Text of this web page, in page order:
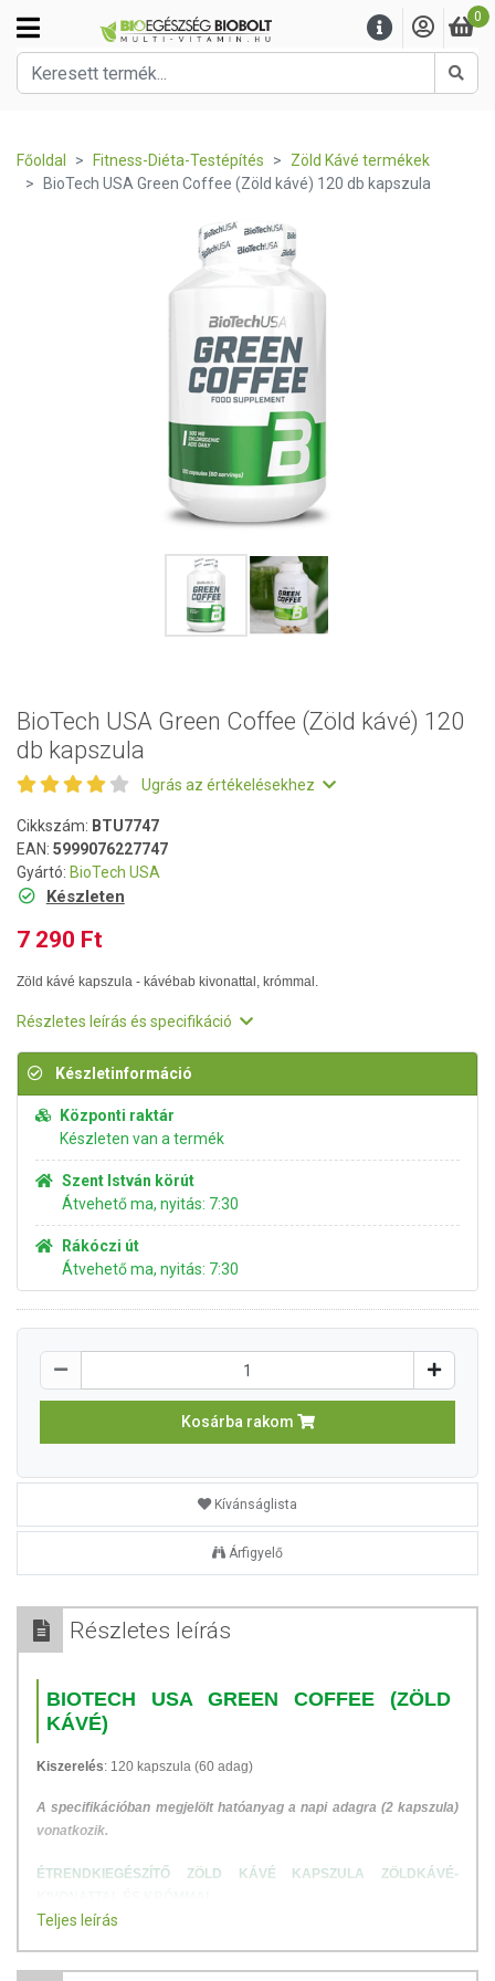
0
Főoldal Fitness-Diéta-Testépítés
Zöld Kávé termékek
BioTech USA Green Coffee (Zöld kávé) 120 db kapszula
BioTech USA Green Coffee (Zöld kávé) 120
db kapszula
Ugrás az értékelésekhez
Cikkszám: BTU7747
EAN: 5999076227747
Gyártó: BioTech USA
Készleten
7 290 Ft
Zöld kávé kapszula - kávébab kivonattal, krómmal.
Részletes leírás és specifikáció
Készletinformáció
Központi raktár
Készleten van a termék
Szent István körút
Átvehető ma, nyitás: 7:30
Rákóczi út
Átvehető ma, nyitás: 7:30
Kosárba rakom
Kívánságlista
Árfigyelő
Részletes leírás
BIOTECH USA GREEN COFFEE (ZÖLD
KÁVÉ)
Kiszerelés: 120 kapszula (60 adag)
A specifikációban megjelölt hatóanyag a napi adagra (2 kapszula)
vonatkozik.
ÉTRENDKIEGÉSZÍTŐ ZÖLD KÁVÉ KAPSZULA ZÖLDKÁVÉ-
Azöld kávé
hatóanyaga a - pörkölés során egyébként lebomló -klorogénsav. A
krómrészt vesz a makrotápanyagok normál anyagcseréjében és
Teljes leírás